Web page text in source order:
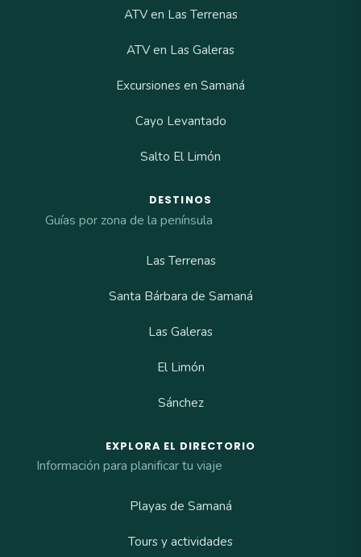
ATV en Las Terrenas
ATV en Las Galeras
Excursiones en Samaná
Cayo Levantado
Salto El Limón
DESTINOS
Guías por zona de la península
Las Terrenas
Santa Bárbara de Samaná
Las Galeras
El Limón
Sánchez
EXPLORA EL DIRECTORIO
Información para planificar tu viaje
Playas de Samaná
Tours y actividades